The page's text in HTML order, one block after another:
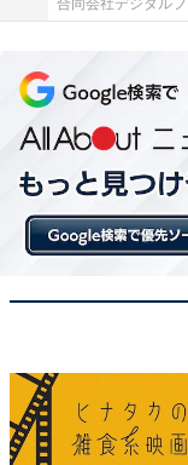
A post shared
キャラクターか
ィ番組などでも活
回答者からは、「
合同会社デジタル